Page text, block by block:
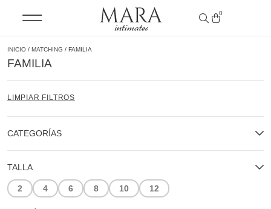
0
INICIO / MATCHING / FAMILIA
FAMILIA
LIMPIAR FILTROS
CATEGORÍAS
TALLA
2 4 6 8 10 12